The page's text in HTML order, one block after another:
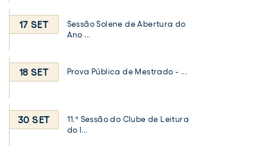
17 SET
Sessão Solene de Abertura do
Ano ...
18 SET Prova Pública de Mestrado - ...
30 SET
11.ª Sessão do Clube de Leitura
do I...